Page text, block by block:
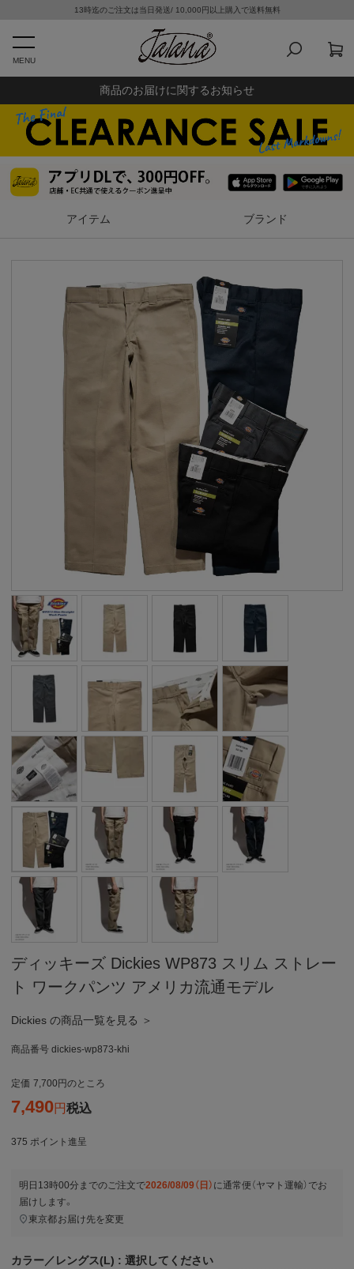
13時迄のご注文は当日発送/ 10,000円以上購入で送料無料
MENU
商品のお届けに関するお知らせ
アイテム ブランド
ディッキーズ Dickies WP873 スリム ストレー
ト ワークパンツ アメリカ流通モデル
Dickies の商品一覧を見る ＞
商品番号 dickies-wp873-khi
定価 7,700 のところ
7,490 税込
375 ポイント進呈
明日 13時00分 までのご注文で2026/08/09（日） に通常便（ヤマト運輸） でお
届けします。
東京都お届け先を変更
カラー／レングス(L) 選択してください